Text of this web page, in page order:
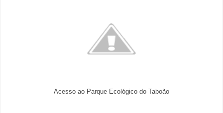
Acesso ao Parque Ecológico do Taboão